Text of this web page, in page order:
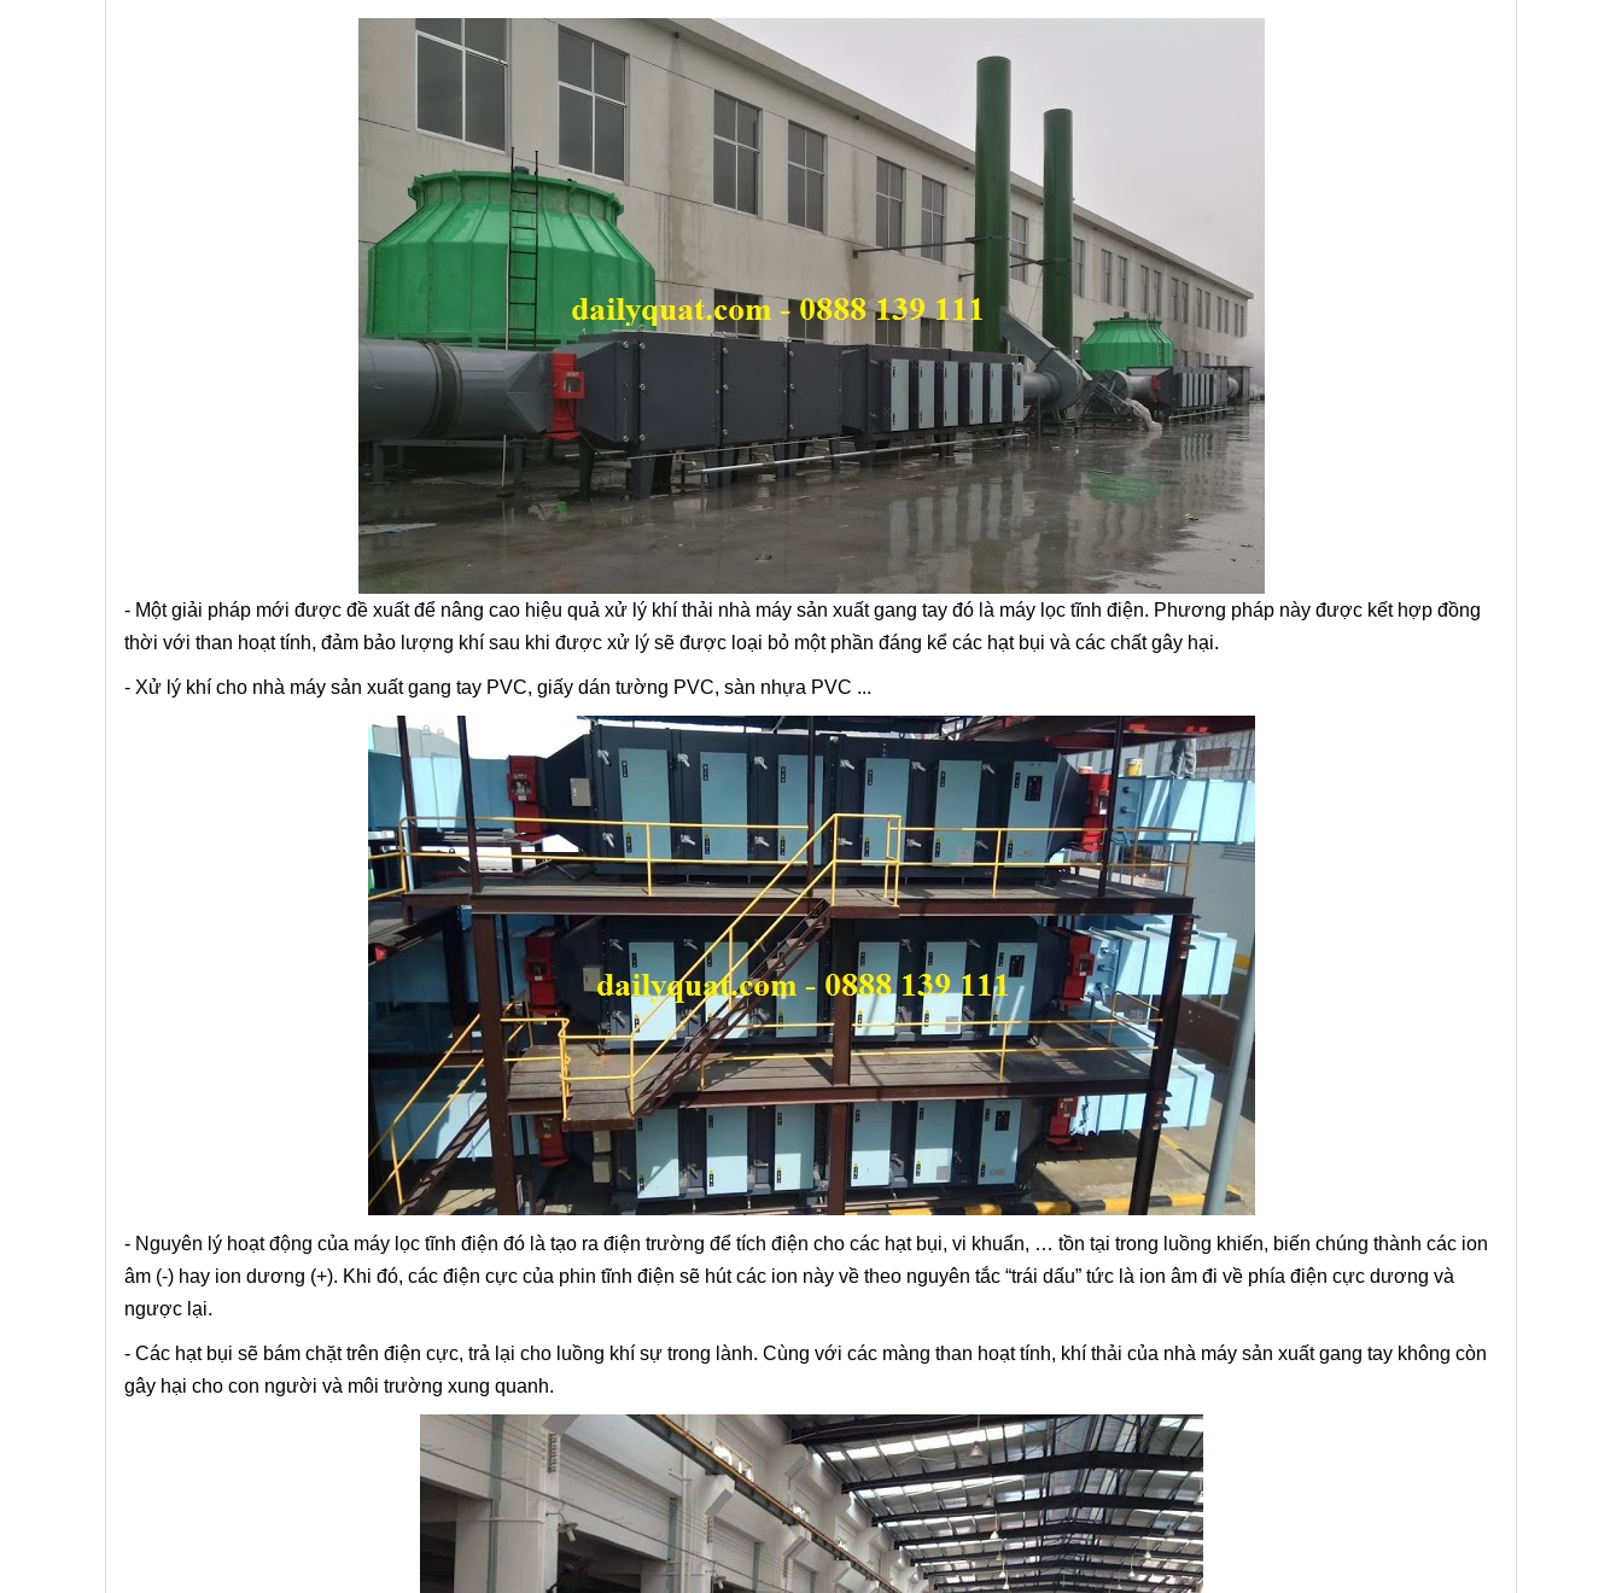
- Một giải pháp mới được đề xuất để nâng cao hiệu quả xử lý khí thải nhà máy sản xuất gang tay đó là máy lọc tĩnh điện. Phương pháp này được kết hợp đồng
thời với than hoạt tính, đảm bảo lượng khí sau khi được xử lý sẽ được loại bỏ một phần đáng kể các hạt bụi và các chất gây hại.
- Xử lý khí cho nhà máy sản xuất gang tay PVC, giấy dán tường PVC, sàn nhựa PVC ...
- Nguyên lý hoạt động của máy lọc tĩnh điện đó là tạo ra điện trường để tích điện cho các hạt bụi, vi khuẩn, … tồn tại trong luồng khiến, biến chúng thành các ion
âm (-) hay ion dương (+). Khi đó, các điện cực của phin tĩnh điện sẽ hút các ion này về theo nguyên tắc “trái dấu” tức là ion âm đi về phía điện cực dương và
ngược lại.
- Các hạt bụi sẽ bám chặt trên điện cực, trả lại cho luồng khí sự trong lành. Cùng với các màng than hoạt tính, khí thải của nhà máy sản xuất gang tay không còn
gây hại cho con người và môi trường xung quanh.